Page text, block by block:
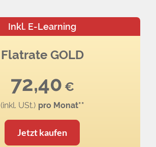
Inkl. E-Learning
Flatrate GOLD
72,40€
(inkl. USt.) pro Monat**
Jetzt kaufen